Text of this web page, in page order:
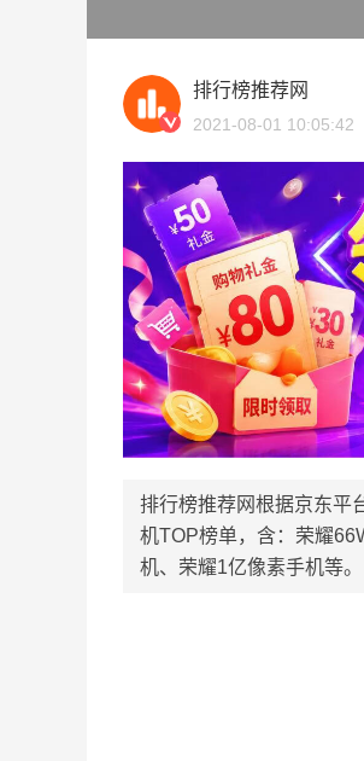
排行榜推荐网
2021-08-01 10:05:42
排行榜推荐网根据京东平
机TOP榜单，含：荣耀
机、荣耀1亿像素手机等。